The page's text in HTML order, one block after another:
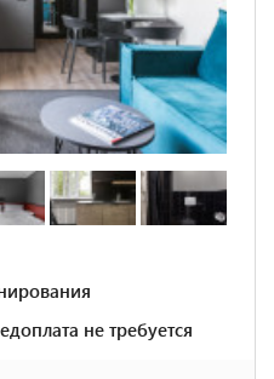
не требуется